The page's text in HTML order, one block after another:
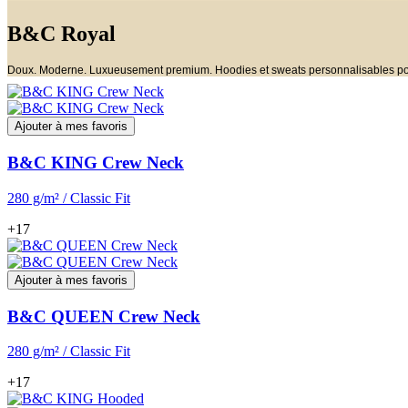
B&C Royal
Doux. Moderne. Luxueusement premium. Hoodies et sweats personnalisables
Ajouter à mes favoris
B&C KING Crew Neck
280 g/m² / Classic Fit
+17
Ajouter à mes favoris
B&C QUEEN Crew Neck
280 g/m² / Classic Fit
+17